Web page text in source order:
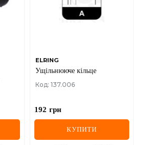
ELRING
Ущільнююче кільце
Код: 137.006
192 грн
КУПИТИ